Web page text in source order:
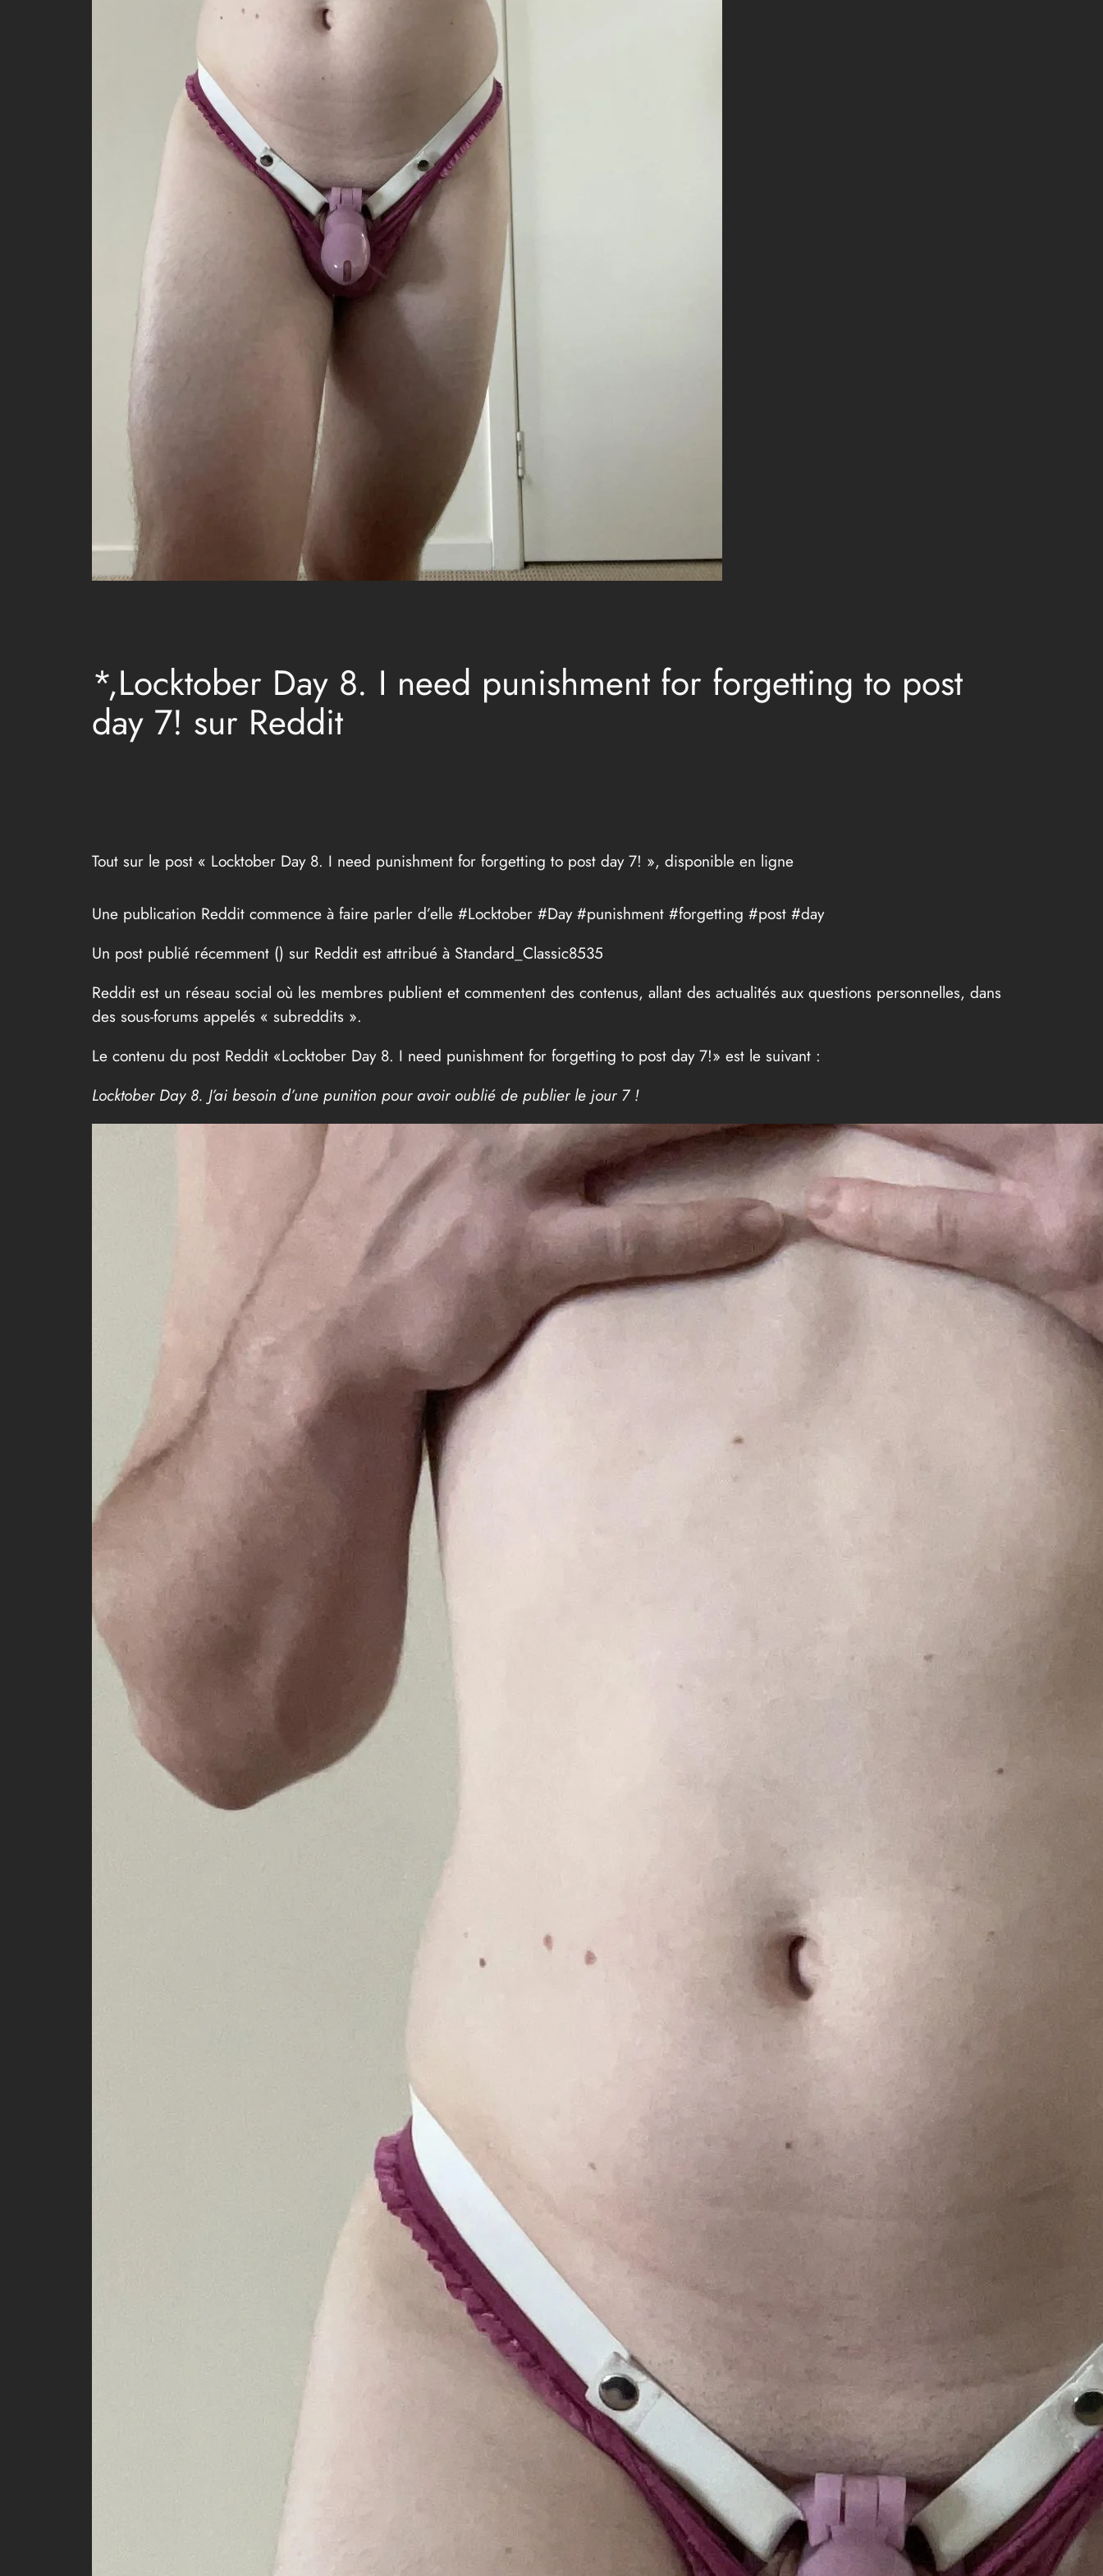
*,Locktober Day 8. I need punishment for forgetting to post
day 7! sur Reddit
Tout sur le post « Locktober Day 8. I need punishment for forgetting to post day 7! », disponible en ligne
Une publication Reddit commence à faire parler d’elle #Locktober #Day #punishment #forgetting #post #day
Un post publié récemment () sur Reddit est attribué à Standard_Classic8535
Reddit est un réseau social où les membres publient et commentent des contenus, allant des actualités aux questions personnelles, dans
des sous-forums appelés « subreddits ».
Le contenu du post Reddit «Locktober Day 8. I need punishment for forgetting to post day 7!» est le suivant :
Locktober Day 8. J’ai besoin d’une punition pour avoir oublié de publier le jour 7 !